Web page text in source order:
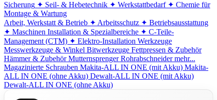
Sicherung ✦ Seil- & Hebetechnik ✦ Werkstattbedarf ✦ Chemie für
Montage & Wartung
Arbeit, Werkstatt & Betrieb ✦ Arbeitsschutz ✦ Betriebsausstattung
✦ Maschinen Installation & Spezialbereiche ✦ C-Teile-
Management (CTM) ✦ Elektro-Installation Werkzeuge
Messwerkzeuge & Winkel Bitwerkzeuge Fettpressen & Zubehör
Hämmer & Zubehör Mutternsprenger Rohrabschneider mehr...
Magazinierte Schrauben Makita-ALL IN ONE (mit Akku) Makita-
ALL IN ONE (ohne Akku) Dewalt-ALL IN ONE (mit Akku)
Dewalt-ALL IN ONE (ohne Akku)